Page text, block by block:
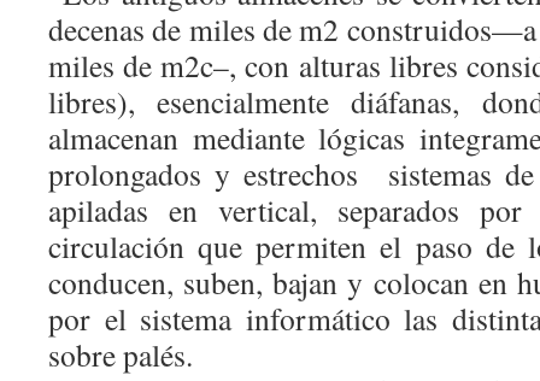
decenas de miles de m2 construidos—a
miles de m2c–, con alturas libres
libres), esencialmente diáfanas,
almacenan mediante lógicas
prolongados y estrechos
sistemas
apiladas en vertical, separados
circulación que permiten el paso de
conducen, suben, bajan y colocan en
por el sistema informático las
sobre palés.